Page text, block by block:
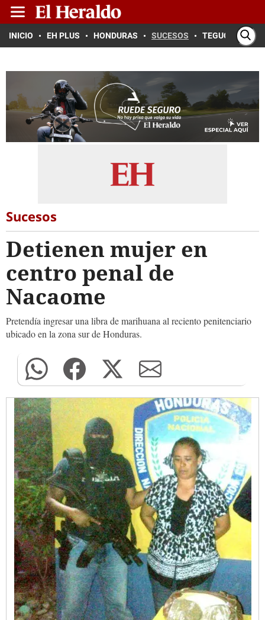
INICIO EH PLUS HONDURAS SUCESOS TEGUCIGALPA
Sucesos
Detienen mujer en
centro penal de
Nacaome
Pretendía ingresar una libra de marihuana al reciento penitenciario
ubicado en la zona sur de Honduras.